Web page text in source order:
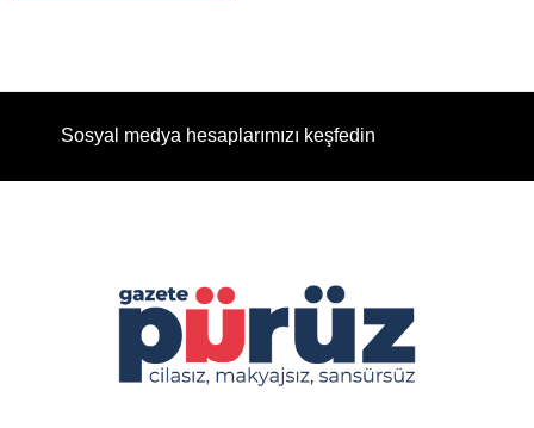
Sosyal medya hesaplarımızı keşfedin